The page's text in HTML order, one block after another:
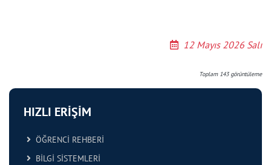
HIZLI ERİŞİM
ÖĞRENCİ REHBERİ
BİLGİ SİSTEMLERİ
12 Mayıs 2026 Salı
Toplam 143görüntüleme